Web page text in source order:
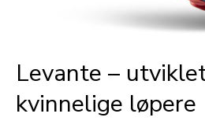
Levante –
kvinnelige løpere